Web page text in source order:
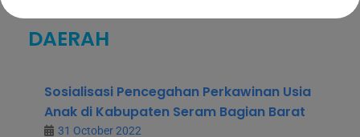
DAERAH
Sosialisasi Pencegahan Perkawinan Usia
Anak di Kabupaten Seram Bagian Barat
31 October 2022